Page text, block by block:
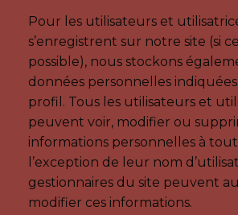
Pour les utilisateurs et
s’enregistrent sur notre site (si
possible), nous stockons
données personnelles
profil. Tous les utilisateurs et
peuvent voir, modifier ou
informations personnelles à
l’exception de leur nom
gestionnaires du site peuvent
modifier ces informations.